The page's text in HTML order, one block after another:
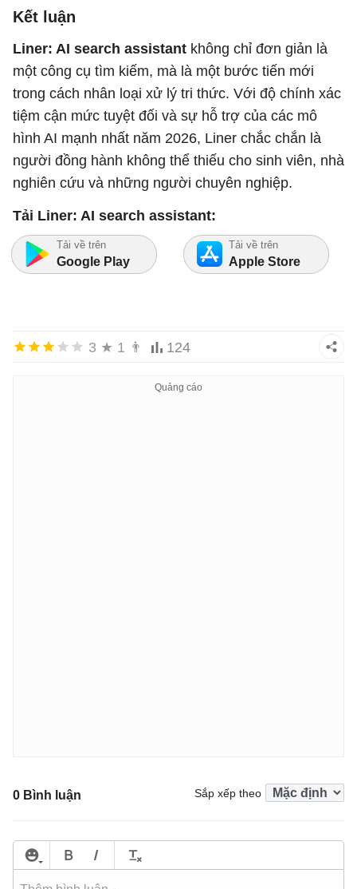
Kết luận
Liner: AI search assistant không chỉ đơn giản là
một công cụ tìm kiếm, mà là một bước tiến mới
trong cách nhân loại xử lý tri thức. Với độ chính xác
tiệm cận mức tuyệt đối và sự hỗ trợ của các mô
hình AI mạnh nhất năm 2026, Liner chắc chắn là
người đồng hành không thể thiếu cho sinh viên, nhà
nghiên cứu và những người chuyên nghiệp.
Tải Liner: AI search assistant:
Tải về trên
Google Play
Tải về trên
Apple Store
3 ★ 1 👨 124
0 Bình luận Sắp xếp theo